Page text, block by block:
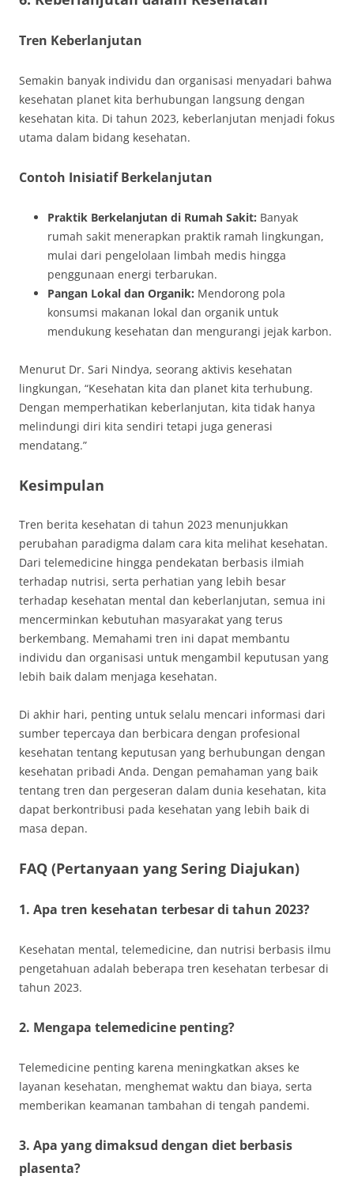
Tren Keberlanjutan
Semakin banyak individu dan organisasi menyadari bahwa
kesehatan planet kita berhubungan langsung dengan
kesehatan kita. Di tahun 2023, keberlanjutan menjadi fokus
utama dalam bidang kesehatan.
Contoh Inisiatif Berkelanjutan
Praktik Berkelanjutan di Rumah Sakit: Banyak
rumah sakit menerapkan praktik ramah lingkungan,
mulai dari pengelolaan limbah medis hingga
penggunaan energi terbarukan.
Pangan Lokal dan Organik: Mendorong pola
konsumsi makanan lokal dan organik untuk
mendukung kesehatan dan mengurangi jejak karbon.
Menurut Dr. Sari Nindya, seorang aktivis kesehatan
lingkungan, “Kesehatan kita dan planet kita terhubung.
Dengan memperhatikan keberlanjutan, kita tidak hanya
melindungi diri kita sendiri tetapi juga generasi
mendatang.”
Kesimpulan
Tren berita kesehatan di tahun 2023 menunjukkan
perubahan paradigma dalam cara kita melihat kesehatan.
Dari telemedicine hingga pendekatan berbasis ilmiah
terhadap nutrisi, serta perhatian yang lebih besar
terhadap kesehatan mental dan keberlanjutan, semua ini
mencerminkan kebutuhan masyarakat yang terus
berkembang. Memahami tren ini dapat membantu
individu dan organisasi untuk mengambil keputusan yang
lebih baik dalam menjaga kesehatan.
Di akhir hari, penting untuk selalu mencari informasi dari
sumber tepercaya dan berbicara dengan profesional
kesehatan tentang keputusan yang berhubungan dengan
kesehatan pribadi Anda. Dengan pemahaman yang baik
tentang tren dan pergeseran dalam dunia kesehatan, kita
dapat berkontribusi pada kesehatan yang lebih baik di
masa depan.
FAQ (Pertanyaan yang Sering Diajukan)
1. Apa tren kesehatan terbesar di tahun 2023?
Kesehatan mental, telemedicine, dan nutrisi berbasis ilmu
pengetahuan adalah beberapa tren kesehatan terbesar di
tahun 2023.
2. Mengapa telemedicine penting?
Telemedicine penting karena meningkatkan akses ke
layanan kesehatan, menghemat waktu dan biaya, serta
memberikan keamanan tambahan di tengah pandemi.
3. Apa yang dimaksud dengan diet berbasis
plasenta?